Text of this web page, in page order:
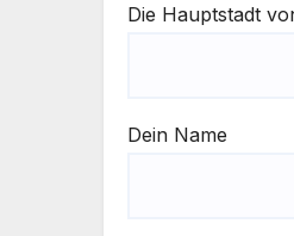
Die Hauptstadt
Dein Name